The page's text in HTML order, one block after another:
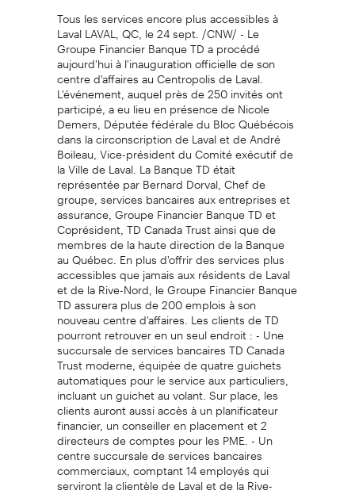
Tous les services encore plus accessibles à
Laval LAVAL, QC, le 24 sept. /CNW/ - Le
Groupe Financier Banque TD a procédé
aujourd'hui à l'inauguration officielle de son
centre d'affaires au Centropolis de Laval.
L'événement, auquel près de 250 invités ont
participé, a eu lieu en présence de Nicole
Demers, Députée fédérale du Bloc Québécois
dans la circonscription de Laval et de André
Boileau, Vice-président du Comité exécutif de
la Ville de Laval. La Banque TD était
représentée par Bernard Dorval, Chef de
groupe, services bancaires aux entreprises et
assurance, Groupe Financier Banque TD et
Coprésident, TD Canada Trust ainsi que de
membres de la haute direction de la Banque
au Québec. En plus d'offrir des services plus
accessibles que jamais aux résidents de Laval
et de la Rive-Nord, le Groupe Financier Banque
TD assurera plus de 200 emplois à son
nouveau centre d'affaires. Les clients de TD
pourront retrouver en un seul endroit : - Une
succursale de services bancaires TD Canada
Trust moderne, équipée de quatre guichets
automatiques pour le service aux particuliers,
incluant un guichet au volant. Sur place, les
clients auront aussi accès à un planificateur
financier, un conseiller en placement et 2
directeurs de comptes pour les PME. - Un
centre succursale de services bancaires
commerciaux, comptant 14 employés qui
serviront la clientèle de Laval et de la Rive-